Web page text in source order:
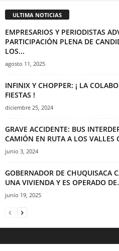
ULTIMA NOTICIAS
EMPRESARIOS Y PERIODISTAS
PARTICIPACIÓN PLENA DE
LOS...
agosto 11, 2025
INFINIX Y CHOPPER: ¡ LA
FIESTAS !
diciembre 25, 2024
GRAVE ACCIDENTE: BUS
CAMIÓN EN RUTA A LOS VALLES
junio 3, 2024
GOBERNADOR DE CHUQUISACA
UNA VIVIENDA Y ES OPERADO
junio 19, 2025